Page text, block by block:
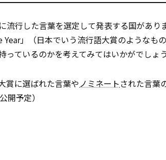
流行した言葉を選定して発表する国があり
」（日本でいう流行語大賞のようなも
っているのかを考えてみてはいかがでしょう
賞に選ばれた言葉やノミネートされた言葉
開予定）